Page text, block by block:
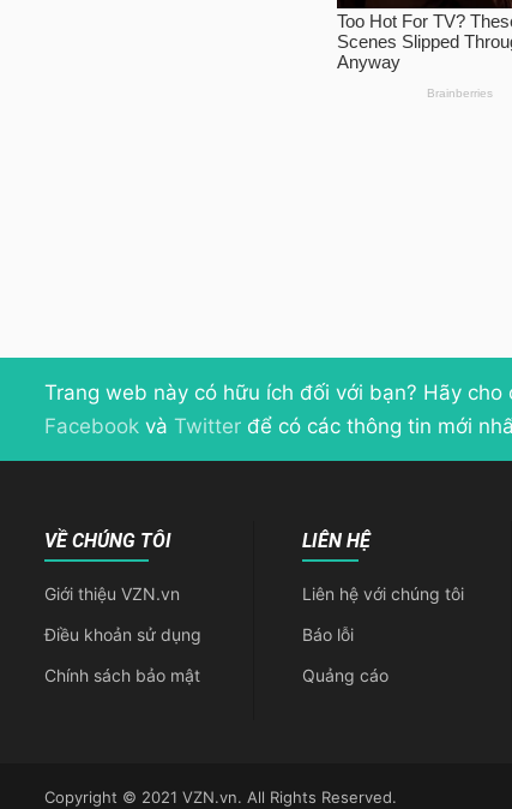
Trang web này có hữu ích đối với bạn? Hãy
Facebook và Twitter để có các thông tin mới
VỀ CHÚNG TÔI
Giới thiệu VZN.vn
Điều khoản sử dụng
Chính sách bảo mật
LIÊN HỆ
Liên hệ với chúng tôi
Báo lỗi
Quảng cáo
Copyright © 2021 VZN.vn. All Rights Reserved.